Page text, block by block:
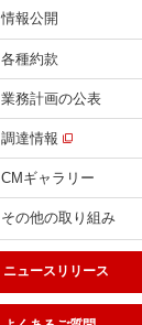
情報公開
各種約款
業務計画の公表
調達情報
CMギャラリー
その他の取り組み
ニュースリリース